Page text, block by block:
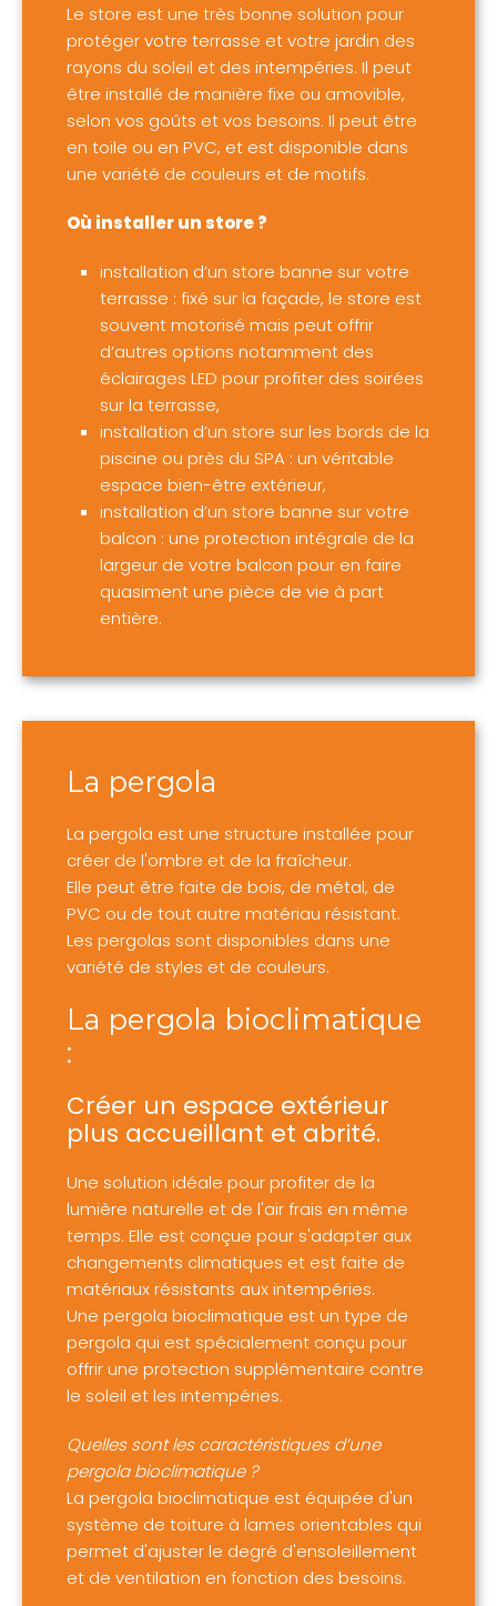
Le store est une très bonne solution pour
protéger votre terrasse et votre jardin des
rayons du soleil et des intempéries. Il peut
être installé de manière fixe ou amovible,
selon vos goûts et vos besoins. Il peut être
en toile ou en PVC, et est disponible dans
une variété de couleurs et de motifs.
Où installer un store ?
installation d’un store banne sur votre
terrasse : fixé sur la façade, le store est
souvent motorisé mais peut offrir
d’autres options notamment des
éclairages LED pour profiter des soirées
sur la terrasse,
installation d’un store sur les bords de la
piscine ou près du SPA : un véritable
espace bien-être extérieur,
installation d’un store banne sur votre
balcon : une protection intégrale de la
largeur de votre balcon pour en faire
quasiment une pièce de vie à part
entière.
La pergola
La pergola est une structure installée pour
créer de l'ombre et de la fraîcheur.
Elle peut être faite de bois, de métal, de
PVC ou de tout autre matériau résistant.
Les pergolas sont disponibles dans une
variété de styles et de couleurs.
La pergola bioclimatique
:
Créer un espace extérieur
plus accueillant et abrité.
Une solution idéale pour profiter de la
lumière naturelle et de l'air frais en même
temps. Elle est conçue pour s'adapter aux
changements climatiques et est faite de
matériaux résistants aux intempéries.
Une pergola bioclimatique est un type de
pergola qui est spécialement conçu pour
offrir une protection supplémentaire contre
le soleil et les intempéries.
Quelles sont les caractéristiques d’une
pergola bioclimatique ?
La pergola bioclimatique est équipée d'un
système de toiture à lames orientables qui
permet d'ajuster le degré d'ensoleillement
et de ventilation en fonction des besoins.